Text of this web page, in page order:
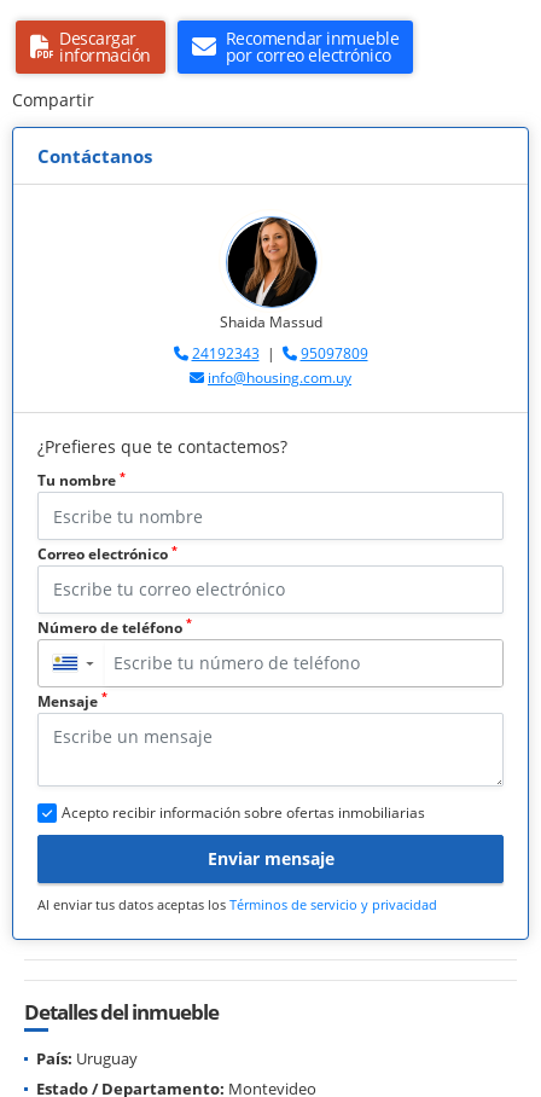
Descargar
información
Recomendar inmueble
por correo electrónico
Compartir
Contáctanos
Shaida Massud
24192343|
95097809
info@housing.com.uy
¿Prefieres que te contactemos?
Tu nombre *
Correo electrónico *
Número de teléfono *
▼
Mensaje *
Acepto recibir información sobre ofertas inmobiliarias
Enviar mensaje
Al enviar tus datos aceptas los Términos de servicio y privacidad
Detalles del inmueble
País: Uruguay
Estado / Departamento: Montevideo